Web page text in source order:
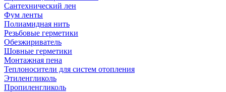
Сантехнический лен
Фум ленты
Полиамидная нить
Резьбовые герметики
Обезжириватель
Шовные герметики
Монтажная пена
Теплоносители для систем отопления
Этиленгликоль
Пропиленгликоль